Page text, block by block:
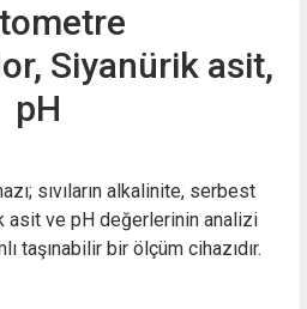
Siyanürik asit,
pH
sıvıların alkalinite, serbest
asit ve pH değerlerinin analizi
taşınabilir bir ölçüm cihazıdır.